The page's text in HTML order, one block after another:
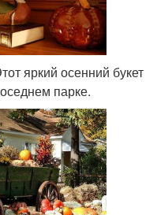
яркий осенний букет
парке.